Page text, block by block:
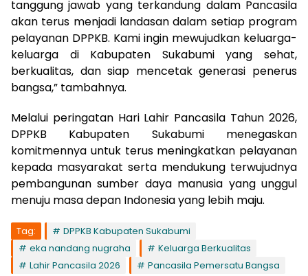
tanggung jawab yang terkandung dalam Pancasila
akan terus menjadi landasan dalam setiap program
pelayanan DPPKB. Kami ingin mewujudkan keluarga-
keluarga di Kabupaten Sukabumi yang sehat,
berkualitas, dan siap mencetak generasi penerus
bangsa,” tambahnya.
Melalui peringatan Hari Lahir Pancasila Tahun 2026,
DPPKB Kabupaten Sukabumi menegaskan
komitmennya untuk terus meningkatkan pelayanan
kepada masyarakat serta mendukung terwujudnya
pembangunan sumber daya manusia yang unggul
menuju masa depan Indonesia yang lebih maju.
Tag:
DPPKB Kabupaten Sukabumi
eka nandang nugraha
Keluarga Berkualitas
Lahir Pancasila 2026
Pancasila Pemersatu Bangsa